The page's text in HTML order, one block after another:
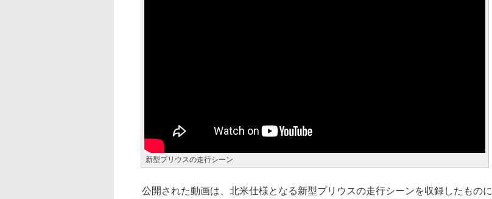
新型プリウスの走行シーン
公開された動画は、北米仕様となる新型プリウスの走行シーンを収録したものに